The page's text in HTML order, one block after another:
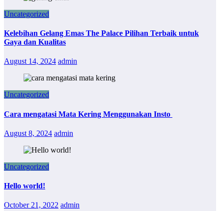
Uncategorized
Kelebihan Gelang Emas The Palace Pilihan Terbaik untuk
Gaya dan Kualitas
August 14, 2024 admin
Uncategorized
Cara mengatasi Mata Kering Menggunakan Insto
August 8, 2024 admin
Uncategorized
Hello world!
October 21, 2022 admin